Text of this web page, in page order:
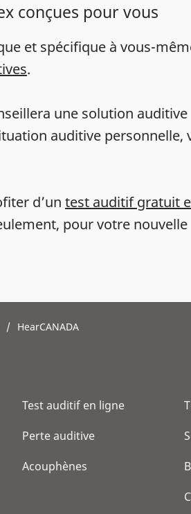
conçues pour vous
et spécifique à vous-
.
une solution auditive
auditive personnelle,
d’un test auditif gratuit
pour votre nouvelle
/ HearCANADA
Test auditif en ligne
Perte auditive
Acouphènes